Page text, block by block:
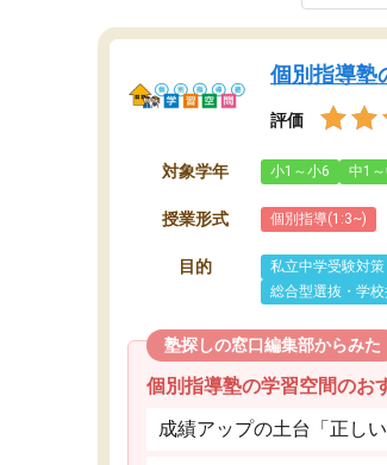
個別指導塾
評価
対象学年 小1～小6 中1
授業形式 個別指導(1:3~)
目的 私立中学受験対策
総合型選抜・学
塾探しの窓口編集部からみた
個別指導塾の学習空間のお
成績アップの土台「正し